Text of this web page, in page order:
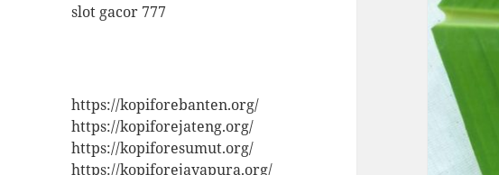
slot gacor 777
https://kopiforebanten.org/
https://kopiforejateng.org/
https://kopiforesumut.org/
https://kopiforejayapura.org/